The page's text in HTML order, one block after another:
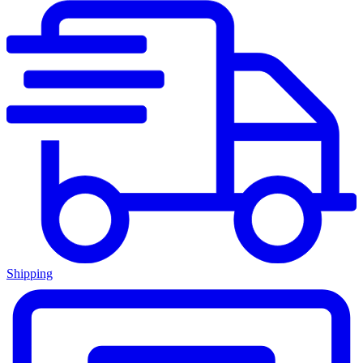
Shipping